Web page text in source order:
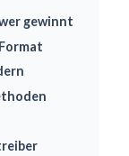
gewinnt